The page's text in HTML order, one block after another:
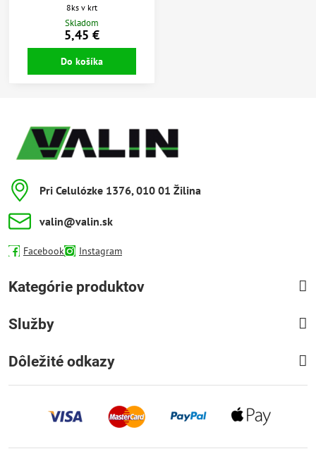
8ks v krt
Skladom
5,45 €
Do košíka
Pri Celulózke 1376, 010 01 Žilina
valin​@valin​.sk
Facebook Instagram
Kategórie produktov
Služby
Dôležité odkazy